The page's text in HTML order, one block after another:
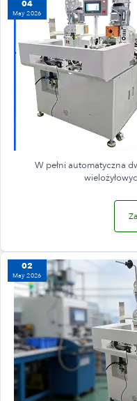
04
May 2026
W pełni automatyczna
02
May 2026